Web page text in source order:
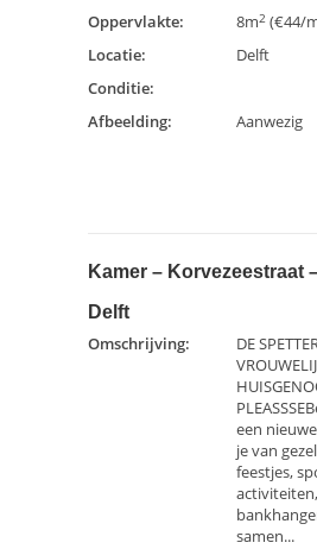
Oppervlakte: 8m2 (€44/
Locatie:
Delft
Conditie:
Afbeelding:
Aanwezig
Kamer – Korvezeestraat
Delft
Omschrijving:
DE
een
je van
feestjes,
samen...